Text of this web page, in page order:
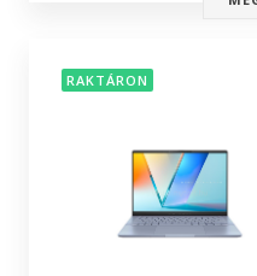
RAKTÁRON